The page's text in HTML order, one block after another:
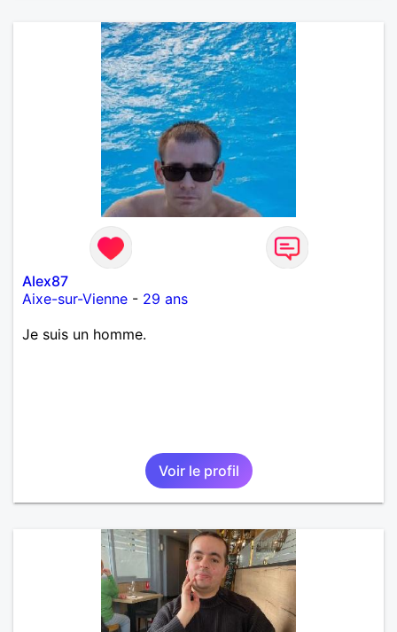
Alex87
Aixe-sur-Vienne - 29 ans
Je suis un homme.
Voir le profil